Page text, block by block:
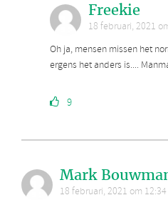
Freekie
18 februari, 2021
Oh ja, mensen missen het
ergens het anders is....
9
Mark
18 februari, 2021 om 12:34